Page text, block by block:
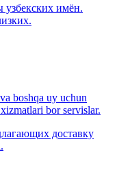
имён.
boshqa uy uchun
bor servislar.
доставку